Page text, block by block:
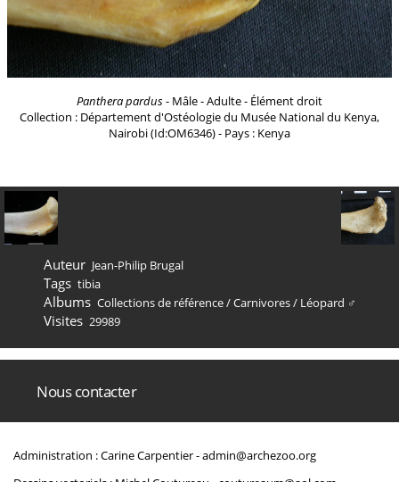
Panthera pardus- Mâle - Adulte - Élément droit
Collection : Département d'Ostéologie du Musée National du Kenya,
Nairobi (Id:OM6346) - Pays : Kenya
Auteur Jean-Philip Brugal
Tags tibia
Albums Collections de référence/Carnivores/ Léopard ♂
Visites 29989
Nous contacter
Administration : Carine Carpentier -admin@archezoo.org